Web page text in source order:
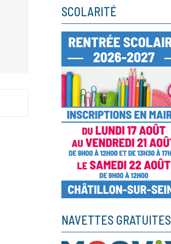
SCOLARITÉ
NAVETTES GRATUITES